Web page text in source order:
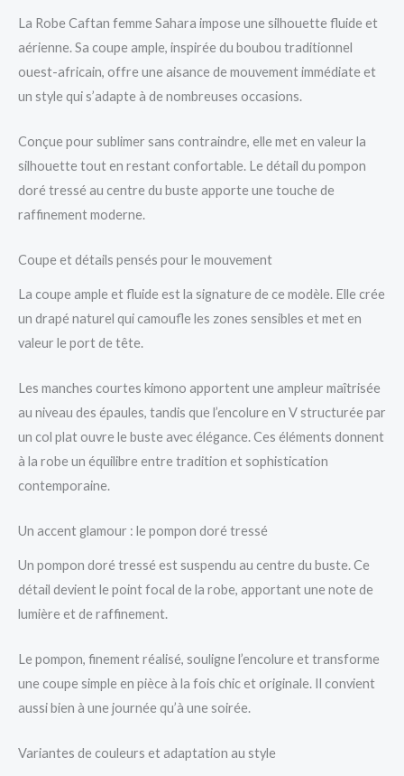
La Robe Caftan femme Sahara impose une silhouette fluide et
aérienne. Sa coupe ample, inspirée du boubou traditionnel
ouest-africain, offre une aisance de mouvement immédiate et
un style qui s’adapte à de nombreuses occasions.
Conçue pour sublimer sans contraindre, elle met en valeur la
silhouette tout en restant confortable. Le détail du pompon
doré tressé au centre du buste apporte une touche de
raffinement moderne.
Coupe et détails pensés pour le mouvement
La coupe ample et fluide est la signature de ce modèle. Elle crée
un drapé naturel qui camoufle les zones sensibles et met en
valeur le port de tête.
Les manches courtes kimono apportent une ampleur maîtrisée
au niveau des épaules, tandis que l’encolure en V structurée par
un col plat ouvre le buste avec élégance. Ces éléments donnent
à la robe un équilibre entre tradition et sophistication
contemporaine.
Un accent glamour : le pompon doré tressé
Un pompon doré tressé est suspendu au centre du buste. Ce
détail devient le point focal de la robe, apportant une note de
lumière et de raffinement.
Le pompon, finement réalisé, souligne l’encolure et transforme
une coupe simple en pièce à la fois chic et originale. Il convient
aussi bien à une journée qu’à une soirée.
Variantes de couleurs et adaptation au style